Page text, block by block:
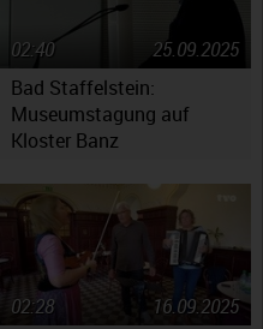
Bad Staffelstein:
Museumstagung auf
Kloster Banz
25.09.2025
02:40
16.09.2025
02:28